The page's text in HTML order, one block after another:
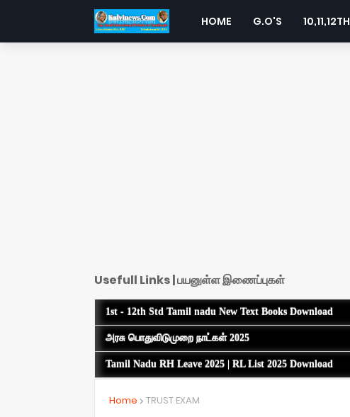
HOME G.O'S 10,11,12TH
Usefull Links | பயனுள்ள இணைப்புகள்
1st - 12th Std Tamil nadu New Text Books Download
அரசு பொதுவிடுமுறை நாட்கள் 2025
Tamil Nadu RH Leave 2025 | RL List 2025 Download
Home TRUST EXAM